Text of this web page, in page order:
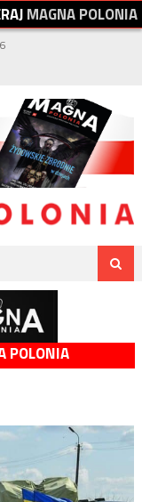
RAJMAGNAPOLONIA
POLONIA